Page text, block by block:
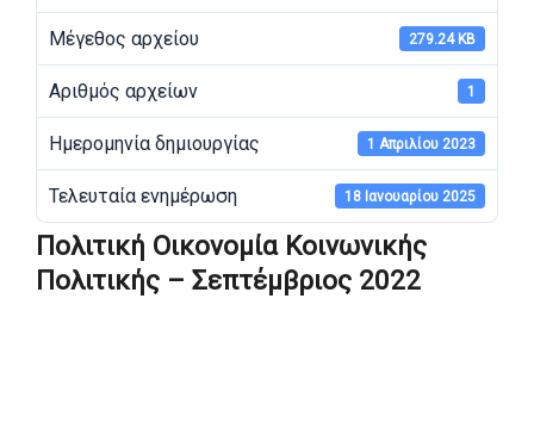
Μέγεθος αρχείου 279.24 KB
Αριθμός αρχείων 1
Ημερομηνία δημιουργίας 1 Απριλίου 2023
Τελευταία ενημέρωση 18 Ιανουαρίου 2025
Πολιτική Οικονομία Κοινωνικής
Πολιτικής – Σεπτέμβριος 2022